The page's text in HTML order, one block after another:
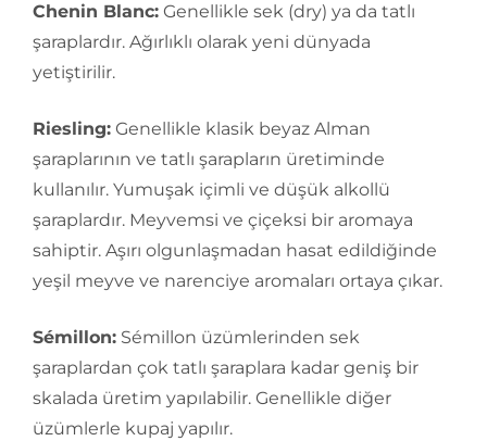
Chenin Blanc: Genellikle sek (dry) ya da tatlı
şaraplardır. Ağırlıklı olarak yeni dünyada
yetiştirilir.
Riesling: Genellikle klasik beyaz Alman
şaraplarının ve tatlı şarapların üretiminde
kullanılır. Yumuşak içimli ve düşük alkollü
şaraplardır. Meyvemsi ve çiçeksi bir aromaya
sahiptir. Aşırı olgunlaşmadan hasat edildiğinde
yeşil meyve ve narenciye aromaları ortaya çıkar.
Sémillon: Sémillon üzümlerinden sek
şaraplardan çok tatlı şaraplara kadar geniş bir
skalada üretim yapılabilir. Genellikle diğer
üzümlerle kupaj yapılır.